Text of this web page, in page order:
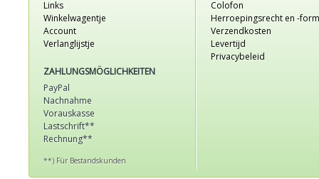
Links
Winkelwagentje
Account
Verlanglijstje
ZAHLUNGSMÖGLICHKEITEN
PayPal
Nachnahme
Vorauskasse
Lastschrift**
Rechnung**
**) Für Bestandskunden
Colofon
Herroepingsrecht en -
Verzendkosten
Levertijd
Privacybeleid